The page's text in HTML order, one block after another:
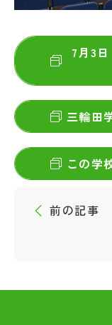
7月3
三輪田
この学
前の記事